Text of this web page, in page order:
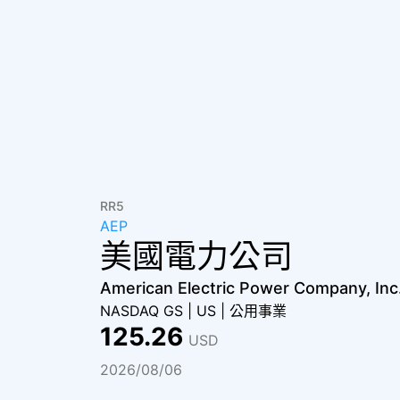
RR5
AEP
美國電力公司
American Electric Power Company,
NASDAQ GS US 公用事業
125.26 USD
2026/08/06